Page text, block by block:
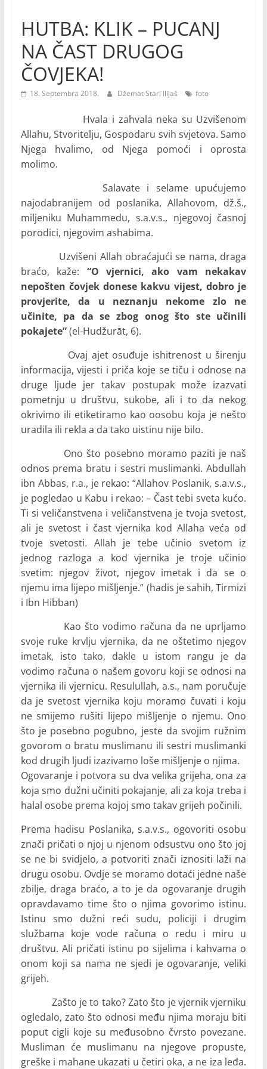
HUTBA: KLIK – PUCANJ
NA ČAST DRUGOG
ČOVJEKA!
18. Septembra 2018. Džemat Stari Ilijaš foto
Hvala i zahvala neka su Uzvišenom
Allahu, Stvoritelju, Gospodaru svih svjetova. Samo
Njega hvalimo, od Njega pomoći i oprosta
molimo.
Salavate i selame upućujemo
najodabranijem od poslanika, Allahovom, dž.š.,
miljeniku Muhammedu, s.a.v.s., njegovoj časnoj
porodici, njegovim ashabima.
Uzvišeni Allah obraćajući se nama, draga
braćo, kaže: “O vjernici, ako vam nekakav
nepošten čovjek donese kakvu vijest, dobro je
provjerite, da u neznanju nekome zlo ne
učinite, pa da se zbog onog što ste učinili
pokajete”(el-Hudžurāt, 6).
Ovaj ajet osuđuje ishitrenost u širenju
informacija, vijesti i priča koje se tiču i odnose na
druge ljude jer takav postupak može izazvati
pometnju u društvu, sukobe, ali i to da nekog
okrivimo ili etiketiramo kao oosobu koja je nešto
uradila ili rekla a da tako uistinu nije bilo.
Ono što posebno moramo paziti je naš
odnos prema bratu i sestri muslimanki. Abdullah
ibn Abbas, r.a., je rekao: “Allahov Poslanik, s.a.v.s.,
je pogledao u Kabu i rekao: – Čast tebi sveta kućo.
Ti si veličanstvena i veličanstvena je tvoja svetost,
ali je svetost i čast vjernika kod Allaha veća od
tvoje svetosti. Allah je tebe učinio svetom iz
jednog razloga a kod vjernika je troje učinio
svetim: njegov život, njegov imetak i da se o
njemu ima lijepo mišljenje.” (hadis je sahih, Tirmizi
i Ibn Hibban)
Kao što vodimo računa da ne uprljamo
svoje ruke krvlju vjernika, da ne oštetimo njegov
imetak, isto tako, dakle u istom rangu je da
vodimo računa o našem govoru koji se odnosi na
vjernika ili vjernicu. Resulullah, a.s., nam poručuje
da je svetost vjernika koju moramo čuvati i koju
ne smijemo rušiti lijepo mišljenje o njemu. Ono
što je posebno pogubno, jeste da svojim ružnim
govorom o bratu muslimanu ili sestri muslimanki
kod drugih ljudi izazivamo loše mišljenje o njima.
Ogovaranje i potvora su dva velika grijeha, ona za
koja smo dužni učiniti pokajanje, ali za koja treba i
halal osobe prema kojoj smo takav grijeh počinili.
Prema hadisu Poslanika, s.a.v.s., ogovoriti osobu
znači pričati o njoj u njenom odsustvu ono što joj
se ne bi svidjelo, a potvoriti znači iznositi laži na
drugu osobu. Ovdje se moramo dotaći jedne naše
zbilje, draga braćo, a to je da ogovaranje drugih
opravdavamo time što o njima govorimo istinu.
Istinu smo dužni reći sudu, policiji i drugim
službama koje vode računa o redu i miru u
društvu. Ali pričati istinu po sijelima i kahvama o
onom koji sa nama ne sjedi je ogovaranje, veliki
grijeh.
Zašto je to tako? Zato što je vjernik vjerniku
ogledalo, zato što odnosi među njima moraju biti
poput cigli koje su međusobno čvrsto povezane.
Musliman će muslimanu na njegove propuste,
greške i mahane ukazati u četiri oka, a ne iza leđa.